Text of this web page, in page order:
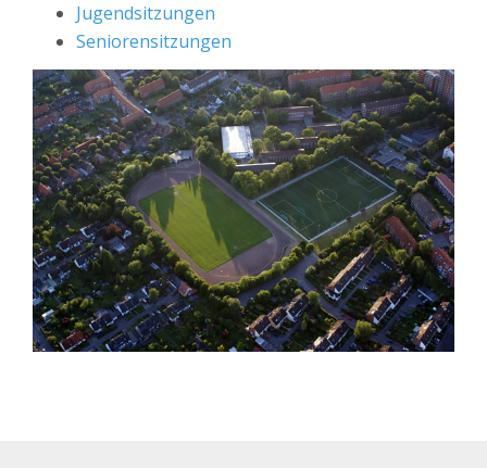
Jugendsitzungen
Seniorensitzungen